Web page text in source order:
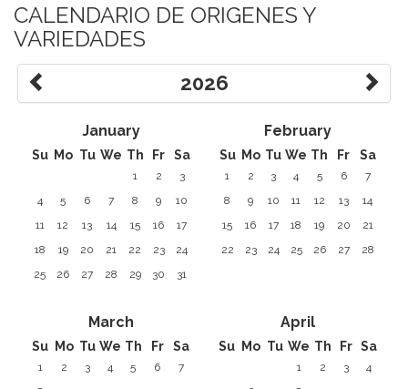
CALENDARIO DE ORIGENES Y
VARIEDADES
2026
January
Su Mo Tu We Th Fr Sa
1 2
3
4
5 6 7 8 9
10
11
12 13 14 15 16
17
18
19 20 21 22 23
24
25
26 27 28 29 30 31
February
Su Mo Tu We Th Fr Sa
1 2 3 4 5 6
7
8
9 10 11 12 13
14
15
16 17 18 19 20
21
22
23 24 25 26 27 28
March
Su Mo Tu We Th Fr Sa
1 2 3 4 5 6
7
April
Su Mo Tu We Th Fr Sa
1 2 3
4